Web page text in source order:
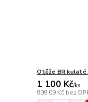
Otěže BR kulaté
1 100 Kč/ks
909,09 Kč bez